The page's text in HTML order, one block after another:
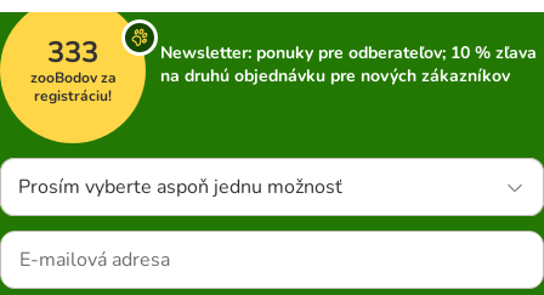
333
zooBodov za
registráciu!
Newsletter: ponuky pre odberateľov; 10 % zľava
na druhú objednávku pre nových zákazníkov
Prosím vyberte aspoň jednu možnosť